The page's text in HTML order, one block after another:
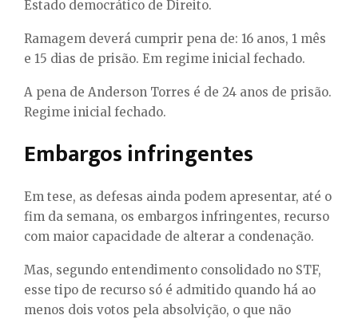
Estado democrático de Direito.
Ramagem deverá cumprir pena de: 16 anos, 1 mês
e 15 dias de prisão. Em regime inicial fechado.
A pena de Anderson Torres é de 24 anos de prisão.
Regime inicial fechado.
Embargos infringentes
Em tese, as defesas ainda podem apresentar, até o
fim da semana, os embargos infringentes, recurso
com maior capacidade de alterar a condenação.
Mas, segundo entendimento consolidado no STF,
esse tipo de recurso só é admitido quando há ao
menos dois votos pela absolvição, o que não